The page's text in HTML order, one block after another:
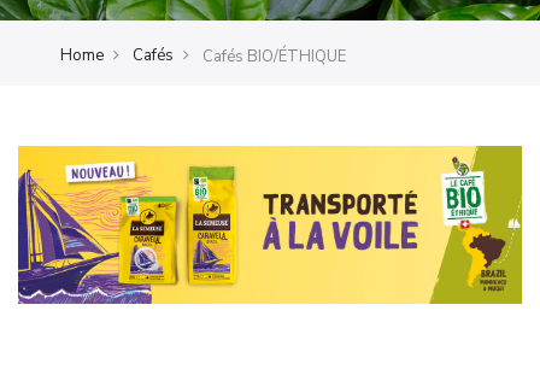
Home Cafés Cafés BIO/ÉTHIQUE